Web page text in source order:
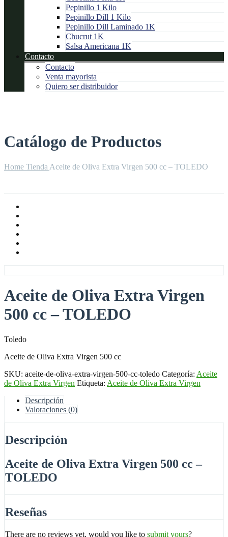
Pepinillo 1 Kilo
Pepinillo Dill 1 Kilo
Pepinillo Dill Laminado 1K
Chucrut 1K
Salsa Americana 1K
Contacto
Contacto
Venta mayorista
Quiero ser distribuidor
Catálogo de Productos
Home Tienda Aceite de Oliva Extra Virgen 500 cc – TOLEDO
Aceite de Oliva Extra Virgen
500 cc – TOLEDO
Toledo
Aceite de Oliva Extra Virgen 500 cc
SKU: aceite-de-oliva-extra-virgen-500-cc-toledo Categoría: Aceite
de Oliva Extra Virgen Etiqueta: Aceite de Oliva Extra Virgen
Descripción
Valoraciones (0)
Descripción
Aceite de Oliva Extra Virgen 500 cc –
TOLEDO
Reseñas
There are no reviews yet, would you like to submit yours?